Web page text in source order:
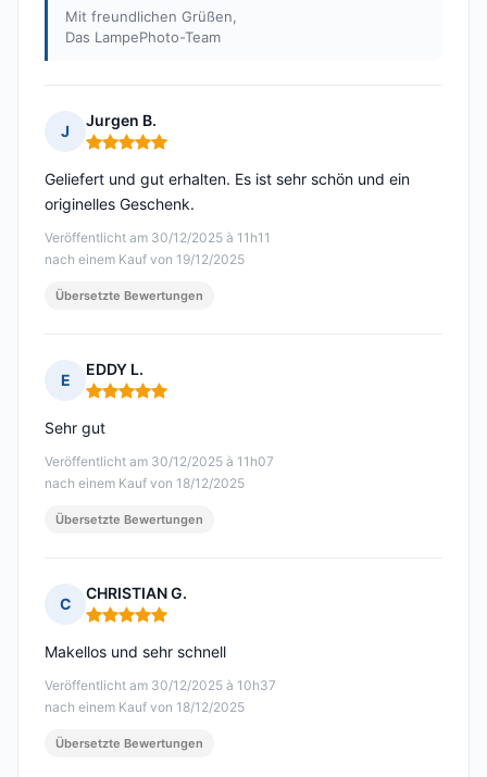
Mit freundlichen Grüßen,
Das LampePhoto-Team
J
Jurgen B.
Hinweis: 5 von 5
Veröffentlicht am 30/12/2025 à 11h11
nach einem Kauf von 19/12/2025
Geliefert und gut erhalten. Es ist sehr schön und ein
originelles Geschenk.
Übersetzte Bewertungen
E
EDDY L.
Hinweis: 5 von 5
Veröffentlicht am 30/12/2025 à 11h07
nach einem Kauf von 18/12/2025
Sehr gut
Übersetzte Bewertungen
C
CHRISTIAN G.
Hinweis: 5 von 5
Veröffentlicht am 30/12/2025 à 10h37
nach einem Kauf von 18/12/2025
Makellos und sehr schnell
Übersetzte Bewertungen